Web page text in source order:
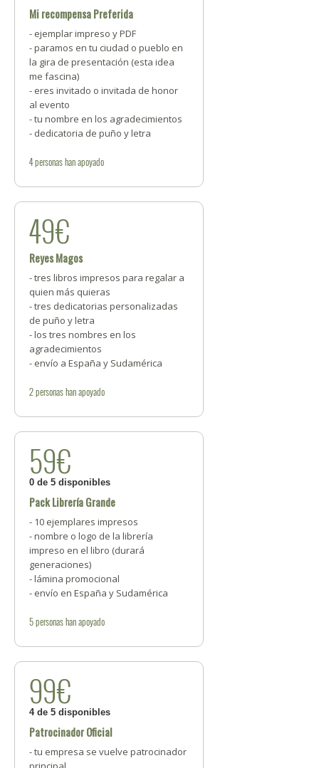
Mi recompensa Preferida
- ejemplar impreso y PDF
- paramos en tu ciudad o pueblo en
la gira de presentación (esta idea
me fascina)
- eres invitado o invitada de honor
al evento
- tu nombre en los agradecimientos
- dedicatoria de puño y letra
4personashan apoyado
49€
Reyes Magos
- tres libros impresos para regalar a
quien más quieras
- tres dedicatorias personalizadas
de puño y letra
- los tres nombres en los
agradecimientos
- envío a España y Sudamérica
2personashan apoyado
59€
0 de 5 disponibles
Pack Librería Grande
- 10 ejemplares impresos
- nombre o logo de la librería
impreso en el libro (durará
generaciones)
- lámina promocional
- envío en España y Sudamérica
5personashan apoyado
99€
4 de 5 disponibles
Patrocinador Oficial
- tu empresa se vuelve patrocinador